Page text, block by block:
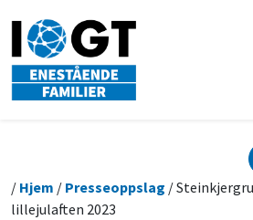
/ Hjem / Presseoppslag /
lillejulaften 2023